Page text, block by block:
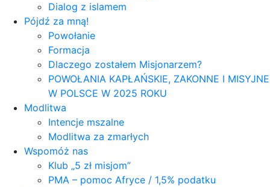
Dialog z islamem
Pójdź za mną!
Powołanie
Formacja
Dlaczego zostałem Misjonarzem?
POWOŁANIA KAPŁAŃSKIE, ZAKONNE I MISYJNE
W POLSCE W 2025 ROKU
Modlitwa
Intencje mszalne
Modlitwa za zmarłych
Wspomóż nas
Klub „5 zł misjom”
PMA – pomoc Afryce / 1,5% podatku